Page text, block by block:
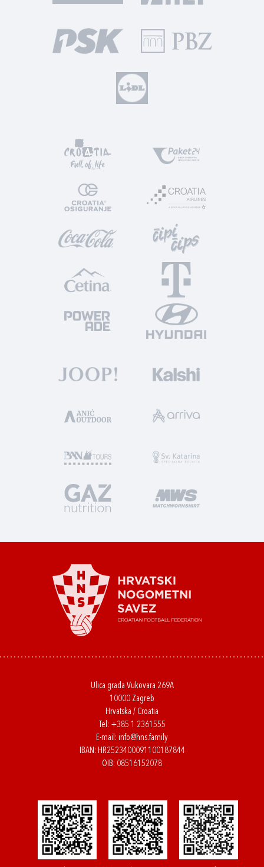
Ulica grada Vukovara 269A
10000 Zagreb
Hrvatska / Croatia
Tel: +385 1 2361555
E-mail: info@hns.family
IBAN: HR2523400091100187844
OIB: 08516152078